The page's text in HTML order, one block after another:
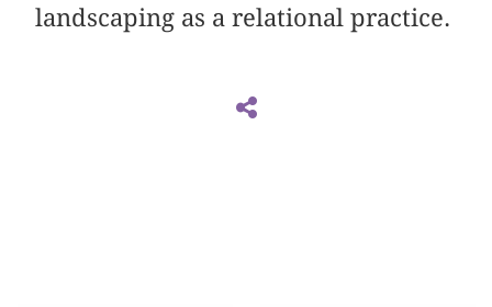
landscaping as a relational practice.